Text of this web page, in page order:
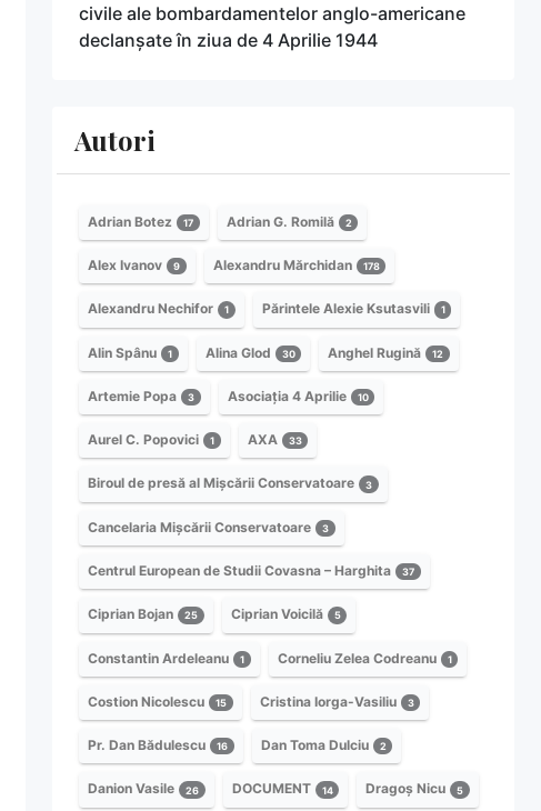
civile ale bombardamentelor anglo-americane
declanșate în ziua de 4 Aprilie 1944
Autori
Adrian Botez 17 Adrian G. Romilă 2
Alex Ivanov 9 Alexandru Mărchidan 178
Alexandru Nechifor 1 Părintele Alexie Ksutasvili 1
Alin Spânu 1 Alina Glod 30 Anghel Rugină 12
Artemie Popa 3 Asociația 4 Aprilie 10
Aurel C. Popovici 1 AXA 33
Biroul de presă al Mișcării Conservatoare 3
Cancelaria Mișcării Conservatoare 3
Centrul European de Studii Covasna – Harghita 37
Ciprian Bojan 25 Ciprian Voicilă 5
Constantin Ardeleanu 1 Corneliu Zelea Codreanu 1
Costion Nicolescu 15 Cristina Iorga-Vasiliu 3
Pr. Dan Bădulescu 16 Dan Toma Dulciu 2
Danion Vasile 26 DOCUMENT 14 Dragoș Nicu 5